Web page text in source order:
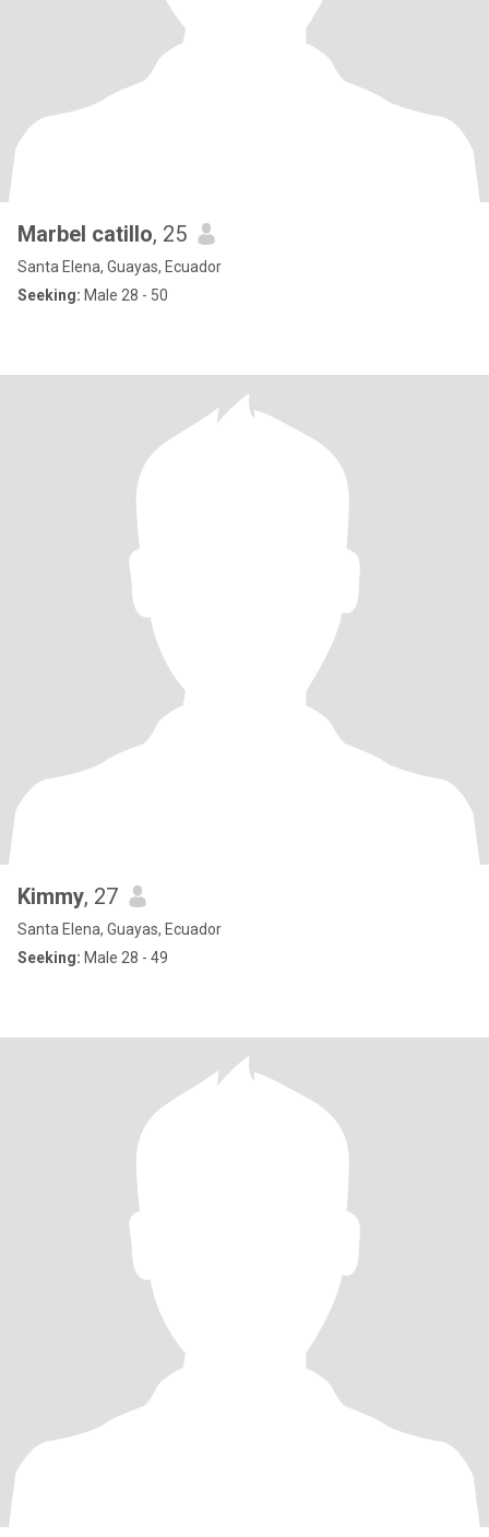
Marbel catillo, 25
Santa Elena, Guayas, Ecuador
Seeking: Male 28 - 50
Kimmy, 27
Santa Elena, Guayas, Ecuador
Seeking: Male 28 - 49